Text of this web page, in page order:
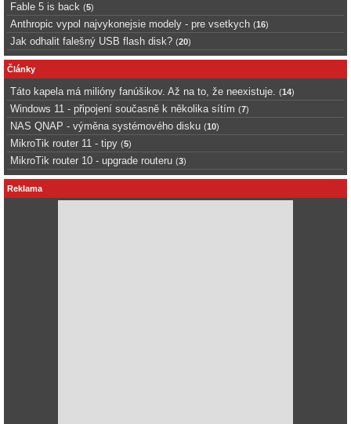
Fable 5 is back (5)
Anthropic vypol najvykonejsie modely - pre vsetkych (16)
Jak odhalit falešný USB flash disk? (20)
Články
Táto kapela má milióny fanúšikov. Až na to, že neexistuje. (14)
Windows 11 - připojení současně k několika sítím (7)
NAS QNAP - výměna systémového disku (10)
MikroTik router 11 - tipy (5)
MikroTik router 10 - upgrade routeru (3)
Reklama